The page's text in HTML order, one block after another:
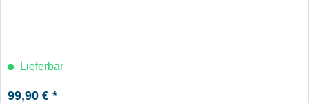
Lieferbar
99,90 € *